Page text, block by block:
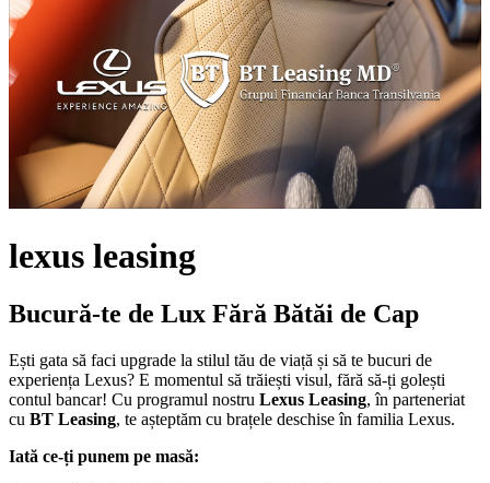
lexus leasing
Bucură-te de Lux Fără Bătăi de Cap
Ești gata să faci upgrade la stilul tău de viață și să te bucuri de
experiența Lexus? E momentul să trăiești visul, fără să-ți golești
contul bancar! Cu programul nostru Lexus Leasing, în parteneriat
cu BT Leasing, te așteptăm cu brațele deschise în familia Lexus.
Iată ce-ți punem pe masă: